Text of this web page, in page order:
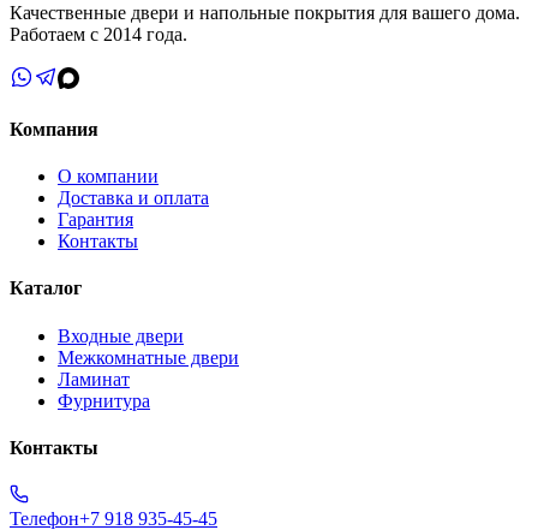
Качественные двери и напольные покрытия для вашего дома.
Работаем с 2014 года.
Компания
О компании
Доставка и оплата
Гарантия
Контакты
Каталог
Входные двери
Межкомнатные двери
Ламинат
Фурнитура
Контакты
Телефон+7 918 935-45-45